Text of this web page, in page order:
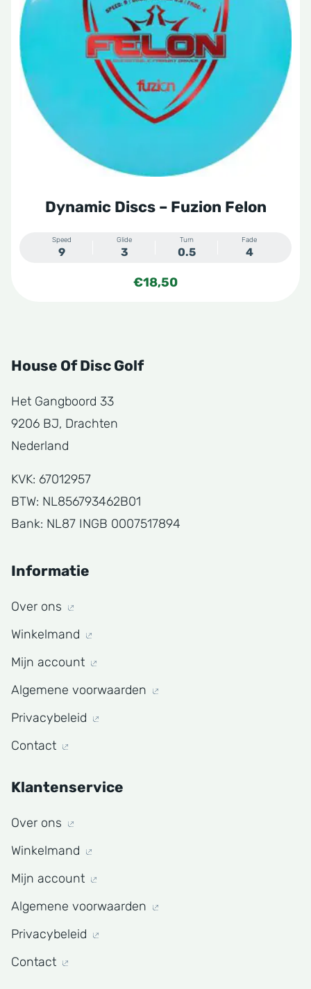
Dynamic Discs – Fuzion Felon
Speed
9
Glide
3
Turn
0.5
Fade
4
€18,50
variaties.
Deze
optie
kan
gekozen
worden
House Of Disc Golf
Het Gangboord 33
9206 BJ, Drachten
Nederland
KVK: 67012957
BTW: NL856793462B01
Bank: NL87 INGB 0007517894
Informatie
Over ons
Winkelmand
Mijn account
Algemene voorwaarden
Privacybeleid
Contact
Klantenservice
Over ons
Winkelmand
Mijn account
Algemene voorwaarden
Privacybeleid
Contact